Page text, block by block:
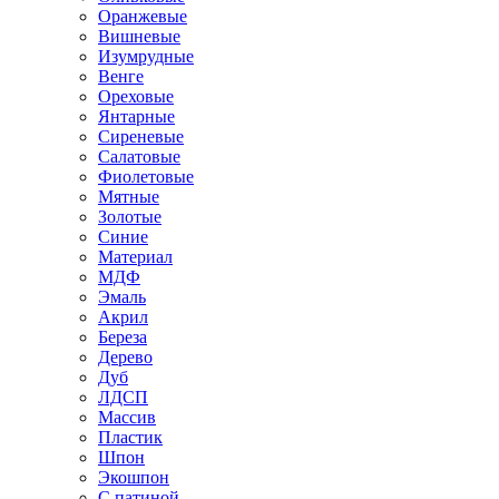
Оранжевые
Вишневые
Изумрудные
Венге
Ореховые
Янтарные
Сиреневые
Салатовые
Фиолетовые
Мятные
Золотые
Синие
Материал
МДФ
Эмаль
Акрил
Береза
Дерево
Дуб
ЛДСП
Массив
Пластик
Шпон
Экошпон